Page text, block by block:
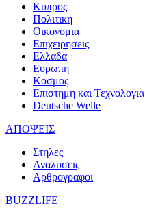
Κυπρος
Πολιτικη
Οικονομια
Επιχειρησεις
Ελλαδα
Ευρωπη
Κοσμος
Επιστημη και Τεχνολογια
Deutsche Welle
ΑΠΟΨΕΙΣ
Στηλες
Αναλυσεις
Αρθρογραφοι
BUZZLIFE